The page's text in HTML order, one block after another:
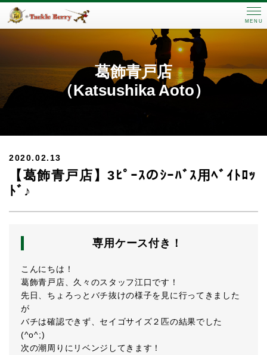
MENU
葛飾青戸店
（Katsushika Aoto）
2020.02.13
【葛飾青戸店】3ﾋﾟｰｽのｼｰﾊﾞｽ用ﾍﾞｲﾄﾛｯ
ﾄﾞ♪
専用ケース付き！
こんにちは！
葛飾青戸店、久々のスタッフ江口です！
先日、ちょろっとバチ抜けの様子を見に行ってきました
が
バチは確認できず、セイゴサイズ２匹の結果でした
(^o^;)
次の潮周りにリベンジしてきます！